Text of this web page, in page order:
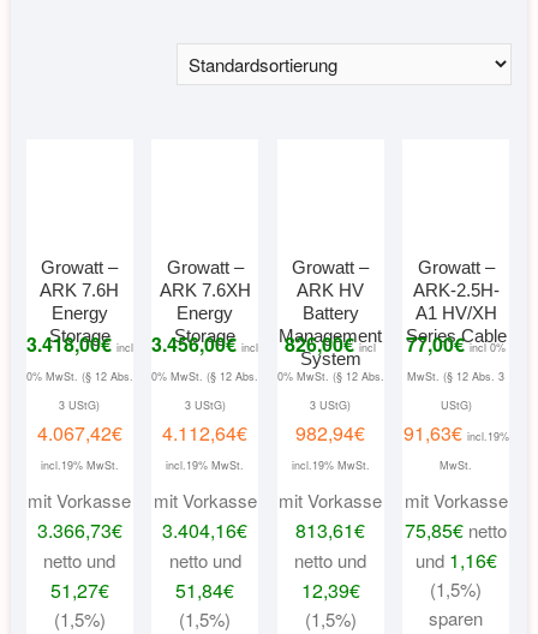
Growatt –
ARK 7.6H
Energy
Storage
3.418,00€ incl
0% MwSt. (§ 12 Abs.
3 UStG)
4.067,42€
incl.19% MwSt.
mit Vorkasse
3.366,73€
netto und
51,27€
(1,5%)
Growatt –
ARK 7.6XH
Energy
Storage
3.456,00€ incl
0% MwSt. (§ 12 Abs.
3 UStG)
4.112,64€
incl.19% MwSt.
mit Vorkasse
3.404,16€
netto und
51,84€
(1,5%)
Growatt –
ARK HV
Battery
Management
System
826,00€ incl
0% MwSt. (§ 12 Abs.
3 UStG)
982,94€
incl.19% MwSt.
mit Vorkasse
813,61€
netto und
12,39€
(1,5%)
Growatt –
ARK-2.5H-
A1 HV/XH
Series Cable
77,00€ incl 0%
MwSt. (§ 12 Abs. 3
UStG)
91,63€ incl.19%
MwSt.
mit Vorkasse
75,85€ netto
und 1,16€
(1,5%)
sparen